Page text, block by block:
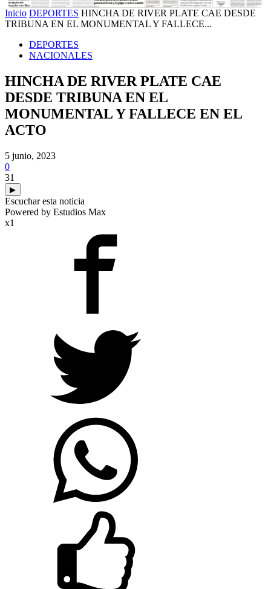
Inicio DEPORTES HINCHA DE RIVER PLATE CAE DESDE
TRIBUNA EN EL MONUMENTAL Y FALLECE...
DEPORTES
NACIONALES
HINCHA DE RIVER PLATE CAE
DESDE TRIBUNA EN EL
MONUMENTAL Y FALLECE EN EL
ACTO
5 junio, 2023
0
31
▶
Escuchar esta noticia
Powered by Estudios Max
x1